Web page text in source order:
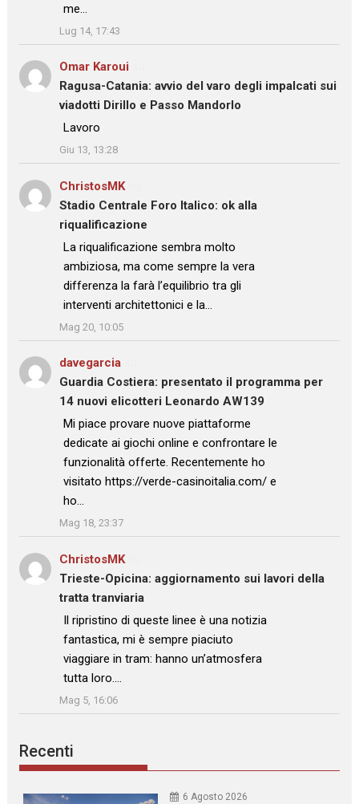
me…
”
Lug 14, 17:43
Omar Karoui
Ragusa-Catania: avvio del varo degli impalcati sui
viadotti Dirillo e Passo Mandorlo
: “Lavoro
”
Giu 13, 13:28
ChristosMKsu
Stadio Centrale Foro Italico: ok alla
riqualificazione
: “La riqualificazione sembra molto
ambiziosa, ma come sempre la vera
differenza la farà l’equilibrio tra gli
interventi architettonici e la…
”
Mag 20, 10:05
davegarcia
Guardia Costiera: presentato il programma per
14 nuovi elicotteri Leonardo AW139
: “
Mi piace provare nuove piattaforme
dedicate ai giochi online e confrontare le
funzionalità offerte. Recentemente ho
visitato https://verde-casinoitalia.com/ e
ho…
”
Mag 18, 23:37
ChristosMKsu
Trieste-Opicina: aggiornamento sui lavori della
tratta tranviaria
: “
Il ripristino di queste linee è una notizia
fantastica, mi è sempre piaciuto
viaggiare in tram: hanno un’atmosfera
tutta loro.…
”
Mag 5, 16:06
Recenti
6 Agosto 2026